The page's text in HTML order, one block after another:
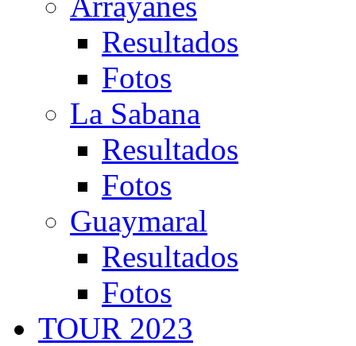
Resultados
Fotos
La Sabana
Resultados
Fotos
Guaymaral
Resultados
Fotos
TOUR 2023